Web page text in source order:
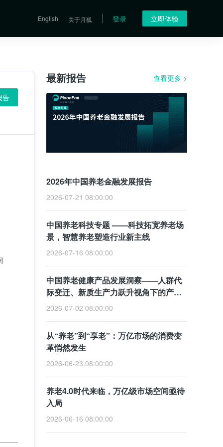
English 关于月狐 登录 立即体验
告
最新报告 查看更多 >
2026年中国养老金融发展报告
2026-07-21 08:00:00
中国养老科技专题 ——科技拓宽养老场
景，智慧养老塑造行业新主线
2026-07-16 08:00:00
中国养老健康产品发展洞察——人群代
际变迁、新质生产力跃升视角下的产业
变革
2026-07-02 08:00:00
从“养老”到“享老”：万亿市场的消费变
革悄然发生
2026-06-23 08:00:00
养老4.0时代来临，万亿级市场空间亟待
入局
2026-06-16 08:00:00